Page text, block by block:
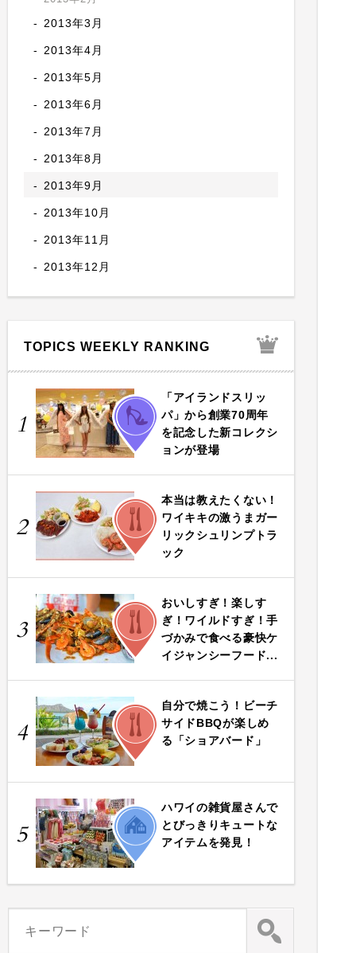
2013年3月
2013年4月
2013年5月
2013年6月
2013年7月
2013年8月
2013年9月
2013年10月
2013年11月
2013年12月
TOPICS WEEKLY RANKING
1
FASHION
「アイランドスリッ
パ」から創業70周年
を記念した新コレクシ
ョンが登場
2
FOOD
本当は教えたくない！
ワイキキの激うまガー
リックシュリンプトラ
ック
3
FOOD
おいしすぎ！楽しす
ぎ！ワイルドすぎ！手
づかみで食べる豪快ケ
イジャンシーフード...
4
FOOD
自分で焼こう！ビーチ
サイドBBQが楽しめ
る「ショアバード」
5
LIFE
ハワイの雑貨屋さんで
とびっきりキュートな
アイテムを発見！